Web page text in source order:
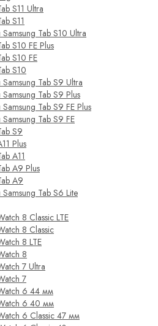
S11 Ultra
S11
Tab S10 Ultra
S10 FE Plus
S10 FE
S10
Tab S9 Ultra
Tab S9 Plus
Tab S9 FE Plus
Tab S9 FE
S9
Plus
A11
A9 Plus
A9
Tab S6 Lite
8 Classic LTE
8 Classic
8 LTE
8
7 Ultra
7
6 44 мм
6 40 мм
6 Classic 47 мм